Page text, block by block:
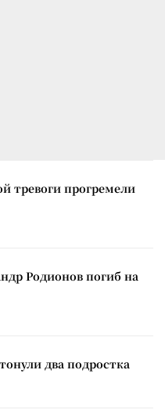
тревоги прогремели
Родионов погиб на
два подростка